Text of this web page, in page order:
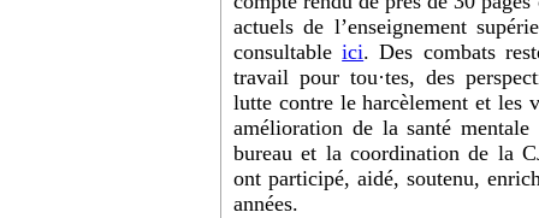
actuels de l’enseignement
consultableici. Des combats
travail pour tou·tes, des
lutte contre le harcèlement et les
amélioration de la santé mentale
bureau et la coordination de la
ont participé, aidé, soutenu,
années.